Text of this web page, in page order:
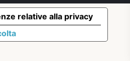
relative alla privacy